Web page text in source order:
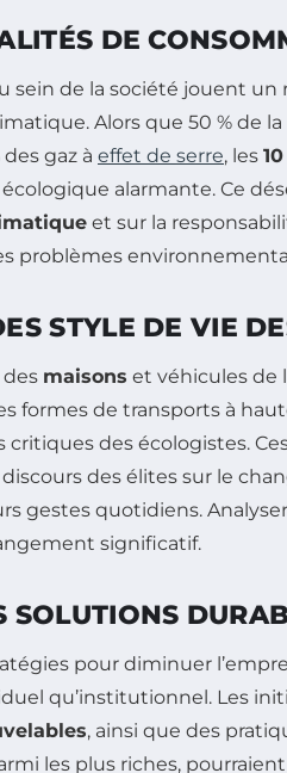
DE
sein de la société jouent un
Alors que 50 % de
gaz à effet de serre, les
alarmante. Ce
et sur la
problèmes
STYLE DE VIE
maisons et véhicules de
formes de transports à
des écologistes.
discours des élites sur le
gestes quotidiens.
significatif.
SOLUTIONS
pour diminuer
qu’institutionnel. Les
, ainsi que des
les plus riches,